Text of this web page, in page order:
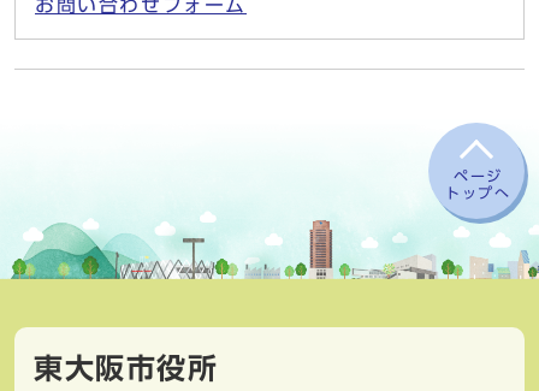
お問い合わせフォーム
ページ
トップへ
東大阪市役所